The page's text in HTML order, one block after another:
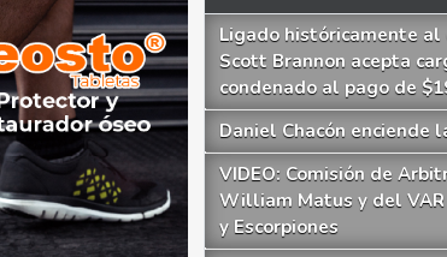
Ligado históricamente al
Scott Brannon acepta
condenado al pago de
Daniel Chacón enciende
VIDEO: Comisión de
William Matus y del
y Escorpiones